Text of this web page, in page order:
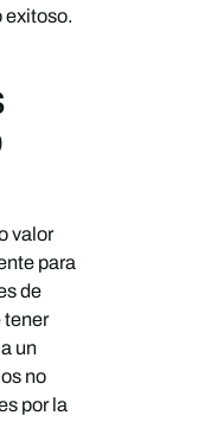
exitoso.
valor
para
de
tener
un
no
por la